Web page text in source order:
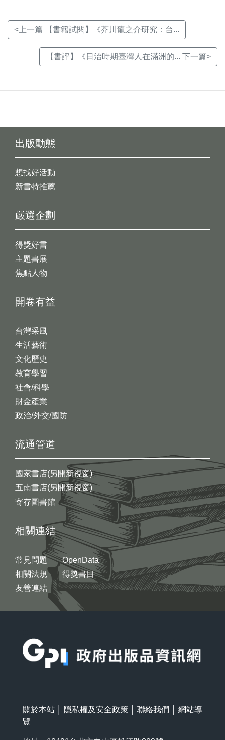
<上一篇 【書籍試閱】《芥川龍之介研究：台...
【書評】《日治時期臺灣人在滿洲的... 下一篇>
出版動態
想找好活動
新書特推薦
開卷有益
台灣采風
生活藝術
文化歷史
教育學習
社會/科學
財金產業
政治/外交/國防
嚴選企劃
得獎好書
主題書展
焦點人物
流通管道
國家書店(另開新視窗)
五南書店(另開新視窗)
寄存圖書館
相關連結
常見問題
相關法規
友善連結
OpenData
得獎書目
關於本站 隱私權及安全政策 聯絡我們
網站導
覽